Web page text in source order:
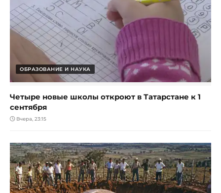
ОБРАЗОВАНИЕ И НАУКА
Четыре новые школы откроют в Татарстане к 1
сентября
Вчера, 23:15